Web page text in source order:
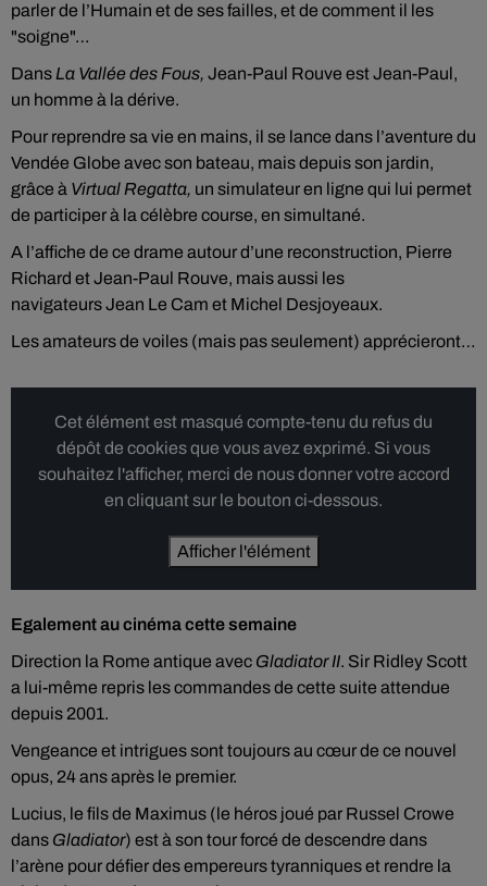
parler de l’Humain et de ses failles, et de comment il les
"soigne"…
Dans La Vallée des Fous, Jean-Paul Rouve est Jean-Paul,
un homme à la dérive.
Pour reprendre sa vie en mains, il se lance dans l’aventure du
Vendée Globe avec son bateau, mais depuis son jardin,
grâce à Virtual Regatta, un simulateur en ligne qui lui permet
de participer à la célèbre course, en simultané.
A l’affiche de ce drame autour d’une reconstruction, Pierre
Richard et Jean-Paul Rouve, mais aussi les
navigateurs Jean Le Cam et Michel Desjoyeaux.
Les amateurs de voiles (mais pas seulement) apprécieront…
Cet élément est masqué compte-tenu du refus du
dépôt de cookies que vous avez exprimé. Si vous
souhaitez l'afficher, merci de nous donner votre accord
en cliquant sur le bouton ci-dessous.
Afficher l'élément
Egalement au cinéma cette semaine
Direction la Rome antique avec Gladiator II. Sir Ridley Scott
a lui-même repris les commandes de cette suite attendue
depuis 2001.
Vengeance et intrigues sont toujours au cœur de ce nouvel
opus, 24 ans après le premier.
Lucius, le fils de Maximus (le héros joué par Russel Crowe
dans Gladiator) est à son tour forcé de descendre dans
l’arène pour défier des empereurs tyranniques et rendre la